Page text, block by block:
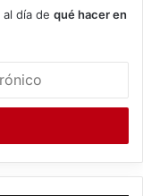
día de qué hacer en